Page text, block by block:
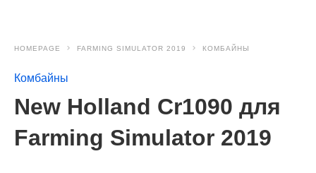
HOMEPAGE FARMING SIMULATOR 2019 КОМБАЙНЫ
Комбайны
New Holland Cr1090 для
Farming Simulator 2019